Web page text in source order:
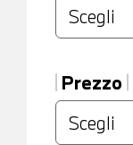
Prezzo